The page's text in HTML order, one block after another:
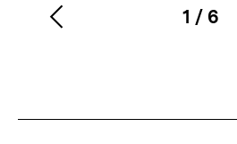
1
von
/ 6
Vorherigen